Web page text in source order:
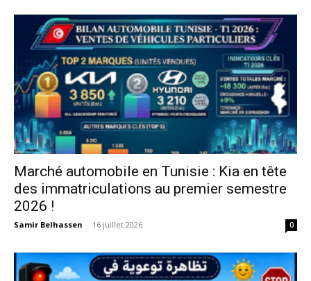
Marché automobile en Tunisie : Kia en tête
des immatriculations au premier semestre
2026 !
Samir Belhassen - 16 juillet 2026 0